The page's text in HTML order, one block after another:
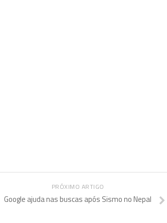
PRÓXIMO ARTIGO
Google ajuda nas buscas após Sismo no Nepal